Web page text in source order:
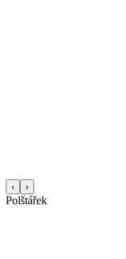
‹ ›
Polštářek